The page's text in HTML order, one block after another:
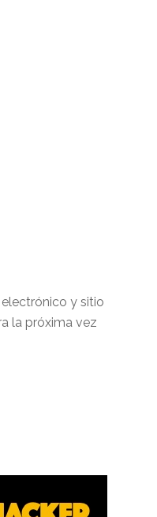
y sitio
la próxima vez